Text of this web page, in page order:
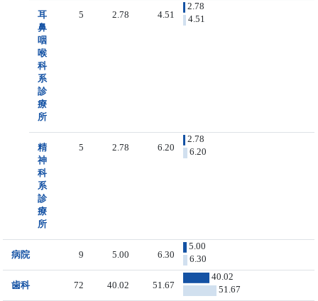
耳
鼻
咽
喉
科
系
診
療
所
5 2.78 4.51
2.78
4.51
精
神
科
系
診
療
所
5 2.78 6.20
2.78
6.20
病院 9 5.00 6.30
5.00
6.30
歯科 72 40.02 51.67
40.02
51.67